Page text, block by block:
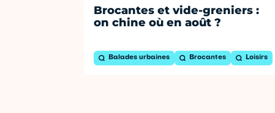
Brocantes et vide-greniers :
on chine où en août ?
Balades urbaines Brocantes Loisirs